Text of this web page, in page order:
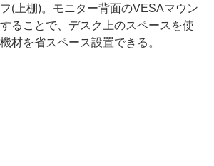
(上棚)。モニター背面のVESAマウン
ることで、デスク上のスペースを使
材を省スペース設置できる。